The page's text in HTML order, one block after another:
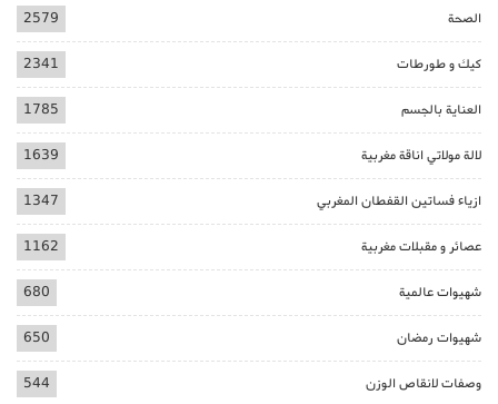
الصحة 2579
كيك و طورطات 2341
العناية بالجسم 1785
لالة مولاتي اناقة مغربية 1639
ازياء فساتين القفطان المغربي 1347
عصائر و مقبلات مغربية 1162
شهيوات عالمية 680
شهيوات رمضان 650
وصفات لانقاص الوزن 544